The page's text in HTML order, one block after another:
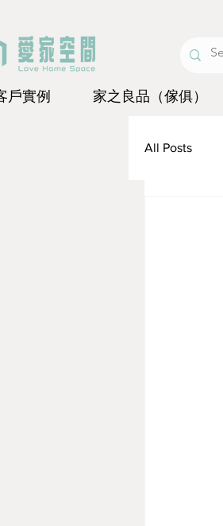
戶實例 家之良品（傢俱）
All Posts